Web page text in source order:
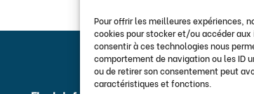
Pour offrir les meilleures expériences,
cookies pour stocker et/ou accéder
consentir à ces technologies nous
comportement de navigation ou les ID
ou de retirer son consentement peut
caractéristiques et fonctions.